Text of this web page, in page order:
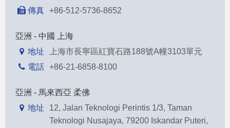
傳真 +86-512-5736-8652
亞洲 - 中國 上海
地址
上海市長寧區紅寶石路188號A幢3103單元
電話 +86-21-6858-8100
亞洲 - 馬來西亞 柔佛
地址
12, Jalan Teknologi Perintis 1/3, Taman
Teknologi Nusajaya, 79200 Iskandar Puteri,